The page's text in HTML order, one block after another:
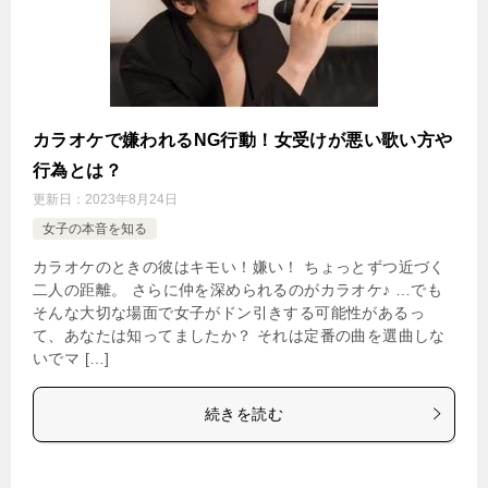
カラオケで嫌われるNG行動！女受けが悪い歌い方や
行為とは？
更新日： 2023年8月24日
女子の本音を知る
カラオケのときの彼はキモい！嫌い！ ちょっとずつ近づく
二人の距離。 さらに仲を深められるのがカラオケ♪ …でも
そんな大切な場面で女子がドン引きする可能性があるっ
て、あなたは知ってましたか？ それは定番の曲を選曲しな
いでマ […]
続きを読む